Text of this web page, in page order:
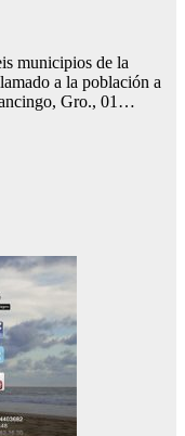
municipios de la
a la población a
Gro., 01…